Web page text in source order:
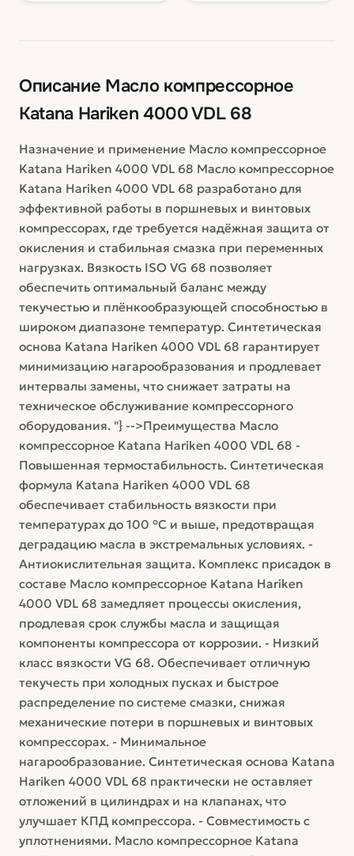
Описание Масло компрессорное
Katana Hariken 4000 VDL 68
Назначение и применение Масло компрессорное
Katana Hariken 4000 VDL 68 Масло компрессорное
Katana Hariken 4000 VDL 68 разработано для
эффективной работы в поршневых и винтовых
компрессорах, где требуется надёжная защита от
окисления и стабильная смазка при переменных
нагрузках. Вязкость ISO VG 68 позволяет
обеспечить оптимальный баланс между
текучестью и плёнкообразующей способностью в
широком диапазоне температур. Синтетическая
основа Katana Hariken 4000 VDL 68 гарантирует
минимизацию нагарообразования и продлевает
интервалы замены, что снижает затраты на
техническое обслуживание компрессорного
оборудования. "} -->Преимущества Масло
компрессорное Katana Hariken 4000 VDL 68 -
Повышенная термостабильность. Синтетическая
формула Katana Hariken 4000 VDL 68
обеспечивает стабильность вязкости при
температурах до 100 °C и выше, предотвращая
деградацию масла в экстремальных условиях. -
Антиокислительная защита. Комплекс присадок в
составе Масло компрессорное Katana Hariken
4000 VDL 68 замедляет процессы окисления,
продлевая срок службы масла и защищая
компоненты компрессора от коррозии. - Низкий
класс вязкости VG 68. Обеспечивает отличную
текучесть при холодных пусках и быстрое
распределение по системе смазки, снижая
механические потери в поршневых и винтовых
компрессорах. - Минимальное
нагарообразование. Синтетическая основа Katana
Hariken 4000 VDL 68 практически не оставляет
отложений в цилиндрах и на клапанах, что
улучшает КПД компрессора. - Совместимость с
уплотнениями. Масло компрессорное Katana